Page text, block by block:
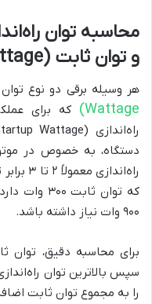
و توان ثابت (Running Wattage)
هر وسیله برقی دو نوع
Wattage)
که برای
دستگاه، به خصوص در
که توان
۹۰۰ وات نیاز داشته باشد.
برای محاسبه دقیق، توان
سپس بالاترین توان
را به مجموع توان ثابت